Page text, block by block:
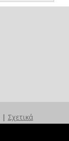
| Σχετικά